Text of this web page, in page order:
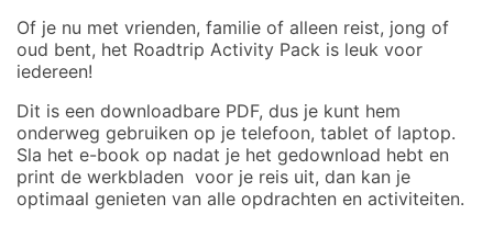
Of je nu met vrienden, familie of alleen reist, jong of
oud bent, het Roadtrip Activity Pack is leuk voor
iedereen!
Dit is een downloadbare PDF, dus je kunt hem
onderweg gebruiken op je telefoon, tablet of laptop.
Sla het e-book op nadat je het gedownload hebt en
print de werkbladen voor je reis uit, dan kan je
optimaal genieten van alle opdrachten en activiteiten.